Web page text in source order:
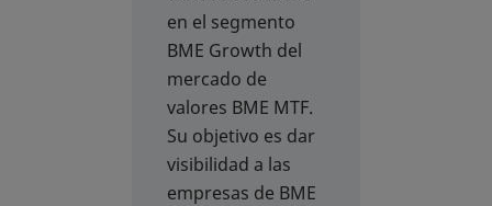
en el segmento
BME Growth del
mercado de
valores BME MTF.
Su objetivo es dar
visibilidad a las
empresas de BME